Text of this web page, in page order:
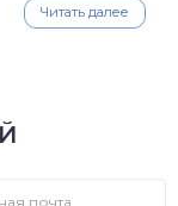
Читать далее